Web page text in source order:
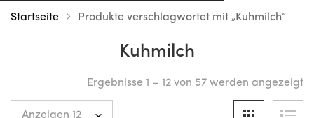
Startseite Produkte verschlagwortet mit „Kuhmilch“
Kuhmilch
Ergebnisse 1 – 12 von 57 werden angezeigt